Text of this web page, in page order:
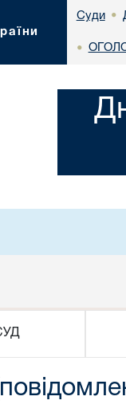
Суди •
•